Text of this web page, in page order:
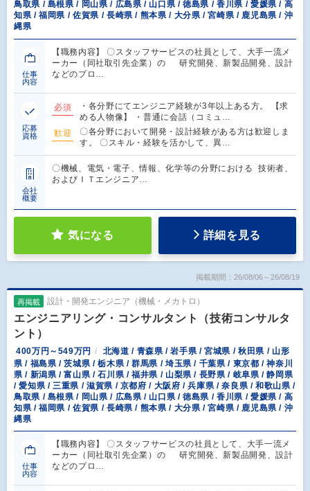
鳥取県 / 島根県 / 岡山県 / 広島県 / 山口県 / 徳島県 / 香川県 / 愛媛県 / 高
知県 / 福岡県 / 佐賀県 / 長崎県 / 熊本県 / 大分県 / 宮崎県 / 鹿児島県 / 沖
縄県
仕事
内容
【職務内容】 〇スタッフサービスの社員として、大手一流メ
ーカー（同社取引先企業）の 研究開発、新製品開発、設計
などのプロ…
応募
資格
必須
・各分野にてエンジニア経験が3年以上ある方。 【求
める人物像】 ・普通に会話（コミュ…
歓迎
〇各分野において開発・設計経験がある方は歓迎しま
す。 〇スキル・経験を活かして、異…
会社
概要
〇機械、電気・電子、情報、化学等の分野における 技術者、
およびＩＴエンジニア…
気になる 詳細を見る
掲載期間：26/08/06～26/08/19
再掲載 設計・開発エンジニア（機械・メカトロ）
エンジニアリング・コンサルタント（技術コンサルタ
ント）
400万円～549万円
北海道 / 青森県 / 岩手県 / 宮城県 / 秋田県 / 山形
県 / 福島県 / 茨城県 / 栃木県 / 群馬県 / 埼玉県 / 千葉県 / 東京都 / 神奈川
県 / 新潟県 / 富山県 / 石川県 / 福井県 / 山梨県 / 長野県 / 岐阜県 / 静岡県
/ 愛知県 / 三重県 / 滋賀県 / 京都府 / 大阪府 / 兵庫県 / 奈良県 / 和歌山県 /
鳥取県 / 島根県 / 岡山県 / 広島県 / 山口県 / 徳島県 / 香川県 / 愛媛県 / 高
知県 / 福岡県 / 佐賀県 / 長崎県 / 熊本県 / 大分県 / 宮崎県 / 鹿児島県 / 沖
縄県
仕事
内容
【職務内容】 〇スタッフサービスの社員として、大手一流メ
ーカー（同社取引先企業）の 研究開発、新製品開発、設計
などのプロ…